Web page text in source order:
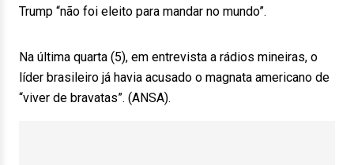
Trump “não foi eleito para mandar no mundo”.
Na última quarta (5), em entrevista a rádios mineiras, o
líder brasileiro já havia acusado o magnata americano de
“viver de bravatas”. (ANSA).